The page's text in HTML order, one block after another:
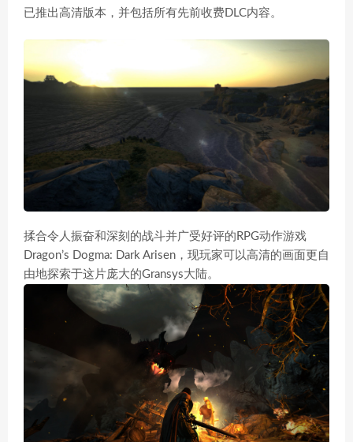
已推出高清版本，并包括所有先前收费DLC内容。
揉合令人振奋和深刻的战斗并广受好评的RPG动作游戏
Dragon’s Dogma: Dark Arisen，现玩家可以高清的画面更自
由地探索于这片庞大的Gransys大陆。